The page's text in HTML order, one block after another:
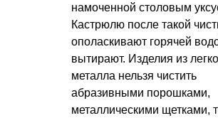
намоченной столовым
Кастрюлю после такой
ополаскивают горячей
вытирают. Изделия из
металла нельзя чистить
абразивными порошками,
металлическими щетками,